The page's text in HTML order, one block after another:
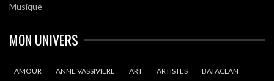
Musique
MON UNIVERS
AMOUR ANNE VASSIVIERE ART ARTISTES BATACLAN